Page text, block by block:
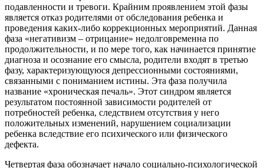
подавленности и тревоги. Крайним проявлением этой фазы
является отказ родителями от обследования ребенка и
проведения каких-либо коррекционных мероприятий. Данная
фаза «негативизм – отрицание» недолговременна по
продолжительности, и по мере того, как начинается принятие
диагноза и осознание его смысла, родители входят в третью
фазу, характеризующуюся депрессионными состояниями,
связанными с пониманием истины. Эта фаза получила
название «хроническая печаль». Этот синдром является
результатом постоянной зависимости родителей от
потребностей ребенка, следствием отсутствия у него
положительных изменений, нарушением социализации
ребенка вследствие его психического или физического
дефекта.
Четвертая фаза обозначает начало социально-психологической